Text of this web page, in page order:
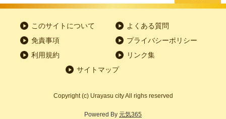
このサイトについて
よくある質問
免責事項
プライバシーポリシー
利用規約
リンク集
サイトマップ
Copyright (c) Urayasu city All righs reserved
Powered By 元気365